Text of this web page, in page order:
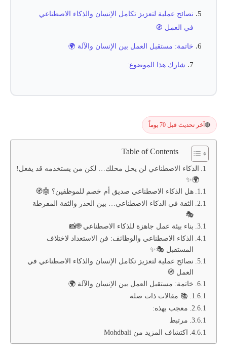
نصائح عملية لتعزيز تكامل الإنسان والذكاء الاصطناعي
في العمل 🧭
خاتمة: مستقبل العمل بين الإنسان والآلة 🌍
شارك هذا الموضوع:
🔴 آخر تحديث قبل 70 يوماً
Table of Contents
الذكاء الاصطناعي لن يحل محلك… لكن من يستخدمه قد يفعل!
🌍✨
هل الذكاء الاصطناعي صديق أم خصم للموظفين؟ 🤖🧭
الثقة في الذكاء الاصطناعي… بين الحذر والثقة المفرطة
🎭
بناء بيئة عمل جاهزة للذكاء الاصطناعي 🌐📸
الذكاء الاصطناعي والوظائف: فن الاستعداد لاختلاف
المستقبل 🎭✨
نصائح عملية لتعزيز تكامل الإنسان والذكاء الاصطناعي في
العمل 🧭
خاتمة: مستقبل العمل بين الإنسان والآلة 🌍
📚 مقالات ذات صلة
معجب بهذه:
مرتبط
اكتشاف المزيد من Mohdbali